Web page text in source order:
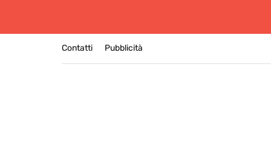
Contatti Pubblicità